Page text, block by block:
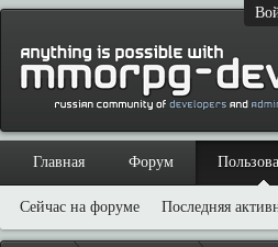
Главная Форум
Сейчас на форуме Последняя